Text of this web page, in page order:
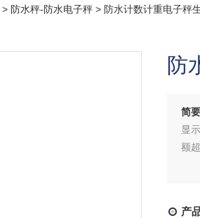
> 防水秤-防水电子秤 > 防水计数计重电子秤
防
简
显
额
产